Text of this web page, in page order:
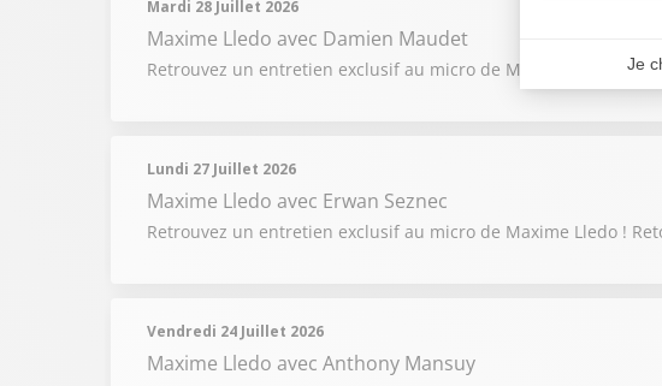
Mardi 28 Juillet 2026
Maxime Lledo avec Damien Maudet
Retrouvez un entretien exclusif au micro de Maxime Lledo !
Lundi 27 Juillet 2026
Maxime Lledo avec Erwan Seznec
Retrouvez un entretien exclusif au micro de Maxime Lledo !
Vendredi 24 Juillet 2026
Maxime Lledo avec Anthony Mansuy